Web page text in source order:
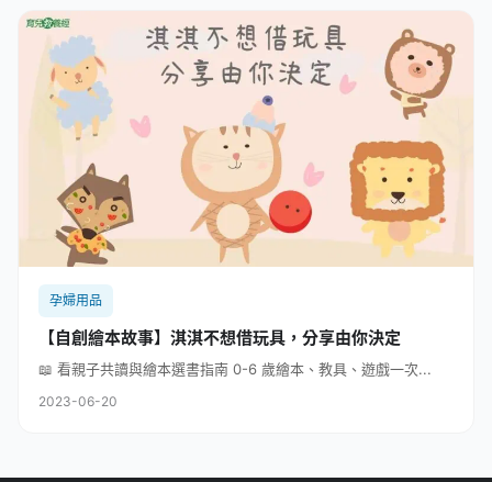
孕婦用品
【自創繪本故事】淇淇不想借玩具，分享由你決定
📖 看親子共讀與繪本選書指南 0-6 歲繪本、教具、遊戲一次...
2023-06-20